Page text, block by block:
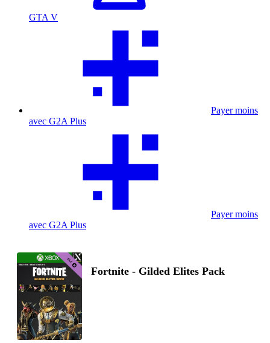
GTA V
Payer moins
avec G2A Plus
Payer moins
avec G2A Plus
Fortnite - Gilded Elites Pack